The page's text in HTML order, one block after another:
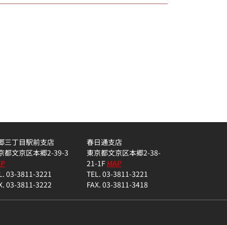
三丁目駅前支店
都文京区本郷2-39-3
03-3811-3221
03-3811-3222
春日通支店
東京都文京区本郷2-38-
21-1FMAP
TEL. 03-3811-3221
FAX. 03-3811-3418